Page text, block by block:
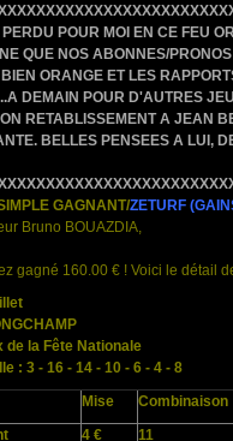
POUR MOI EN CE FEU
QUE NOS ABONNES/
ORANGE ET LES
DEMAIN POUR D'AUTRES
RETABLISSEMENT A JEAN
BELLES PENSEES A LUI,
GAGNANT/ZETURF
Bruno BOUAZDIA,
gagné 160.00 € ! Voici le détail
de la Fête Nationale
: 3 - 16 - 14 - 10 - 6 - 4 - 8
Mise Combinaison
4 € 11